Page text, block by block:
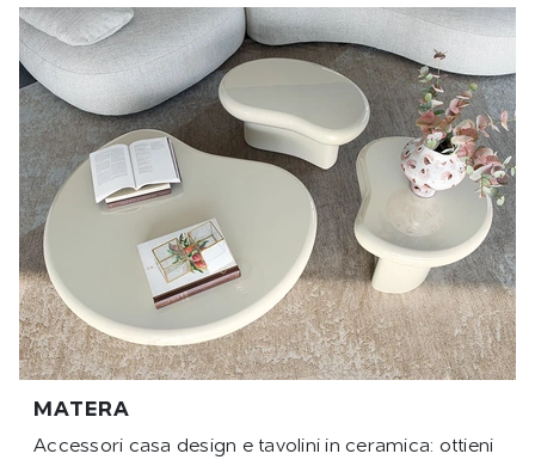
MATERA
Accessori casa design e tavolini in ceramica: ottieni